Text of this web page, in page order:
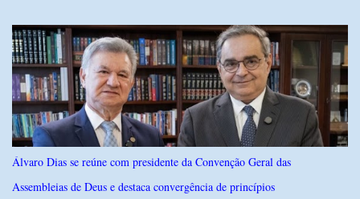
anunciaram o assalto no momento em que ela estava em frente à
residência, no Centro da cidade. Ainda conforme relatos de
testemunhas, os suspeitos utilizavam roupas semelhantes a
uniformes de empresa, o que pode ter ajudado a não despertar
suspeitas antes da abordagem. Após a ação criminosa, a dupla
fugiu levando a caminhonete em direção ainda desconhecida. A
Polícia Militar foi acionada logo após o crime e realiza diligências
na região na tentativa de localizar o veículo e identificar os
autores do assalto. Qualquer informação que possa ajudar na
Álvaro Dias se reúne com presidente da Convenção Geral das
Assembleias de Deus e destaca convergência de princípios